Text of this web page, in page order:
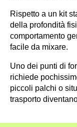
Rispetto a un kit
della profondità
comportamento
facile da mixare.
Uno dei punti di
richiede
piccoli palchi o
trasporto